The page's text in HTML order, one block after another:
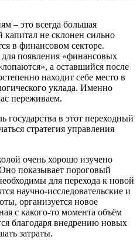
– это всегда большая
капитал не склонен сильно
в финансовом секторе.
для появления «финансовых
а оставшийся после
находит себе место в
уклада. Именно
переживаем.
государства в этот переходный
стратегия управления
очень хорошо изучено
показывает пороговый
для перехода к новой
научно-исследовательские и
организуется новое
с какого-то момента объём
благодаря внедрению новых
затраты.